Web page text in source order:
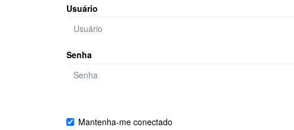
Usuário
Senha
Mantenha-me conectado